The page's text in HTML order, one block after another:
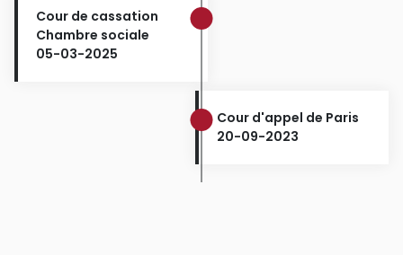
Cour de cassation
Chambre sociale
05-03-2025
Cour d'appel de Paris
20-09-2023